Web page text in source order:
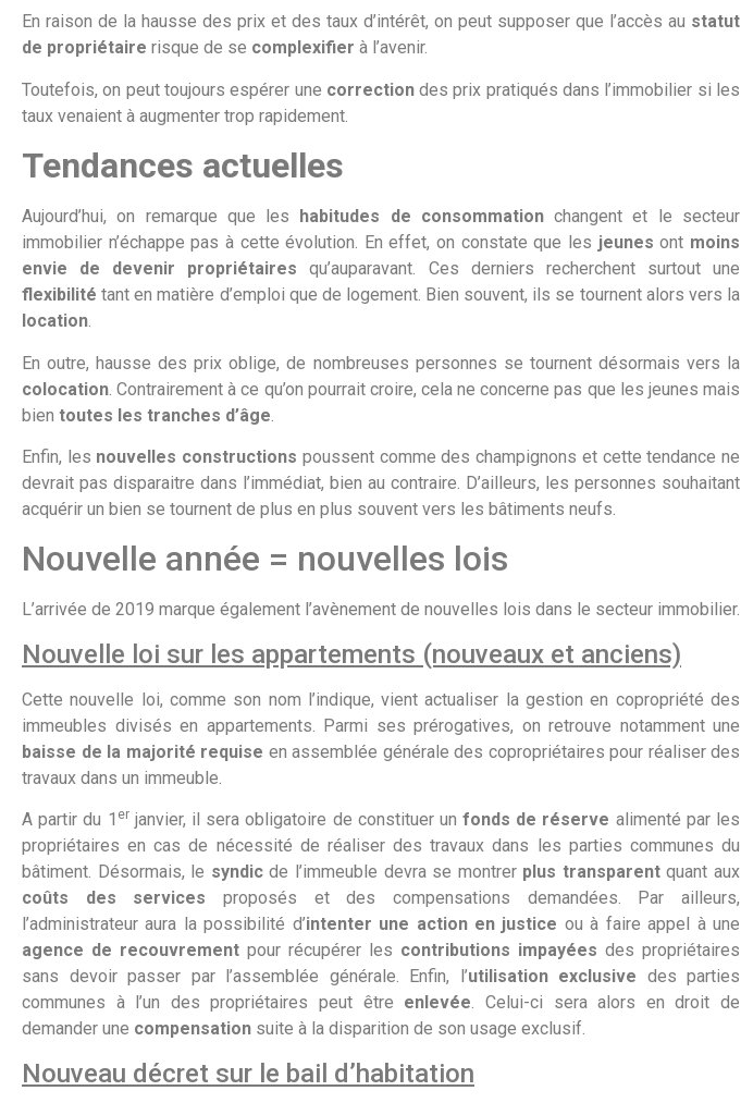
En raison de la hausse des prix et des taux d’intérêt, on peut supposer que l’accès au statut
de propriétaire risque de se complexifier à l’avenir.
Toutefois, on peut toujours espérer une correctiondes prix pratiqués dans l’immobilier si les
taux venaient à augmenter trop rapidement.
Tendances actuelles
Aujourd’hui, on remarque que les habitudes de consommationchangent et le secteur
immobilier n’échappe pas à cette évolution. En effet, on constate que les jeunes ont moins
envie de devenir propriétaires qu’auparavant. Ces derniers recherchent surtout une
flexibilité tant en matière d’emploi que de logement. Bien souvent, ils se tournent alors vers la
location.
En outre, hausse des prix oblige, de nombreuses personnes se tournent désormais vers la
colocation . Contrairement à ce qu’on pourrait croire, cela ne concerne pas que les jeunes mais
bien toutes les tranches d’âge
Enfin, les nouvelles constructions poussent comme des champignons et cette tendance ne
devrait pas disparaitre dans l’immédiat, bien au contraire. D’ailleurs, les personnes souhaitant
acquérir un bien se tournent de plus en plus souvent vers les bâtiments neufs.
Nouvelle année = nouvelles lois
L’arrivée de 2019 marque également l’avènement de nouvelles lois dans le secteur immobilier.
Nouvelle loi sur les appartements (nouveaux et anciens)
Cette nouvelle loi, comme son nom l’indique, vient actualiser la gestion en copropriété des
immeubles divisés en appartements. Parmi ses prérogatives, on retrouve notamment une
baisse de la majorité requise en assemblée générale des copropriétaires pour réaliser des
travaux dans un immeuble.
A partir du 1 erjanvier, il sera obligatoire de constituer unfonds de réserve alimenté par les
propriétaires en cas de nécessité de réaliser des travaux dans les parties communes du
bâtiment. Désormais, le syndicde l’immeuble devra se montrer plus transparentquant aux
coûts des services proposés et des compensations demandées. Par ailleurs,
l’administrateur aura la possibilité d’intenter une action en justice ou à faire appel à une
agence de recouvrement pour récupérer les contributions impayées des propriétaires
sans devoir passer par l’assemblée générale. Enfin, l’utilisation exclusive des parties
communes à l’un des propriétaires peut être enlevée. Celui-ci sera alors en droit de
demander une compensation suite à la disparition de son usage exclusif.
Nouveau décret sur le bail d’habitation